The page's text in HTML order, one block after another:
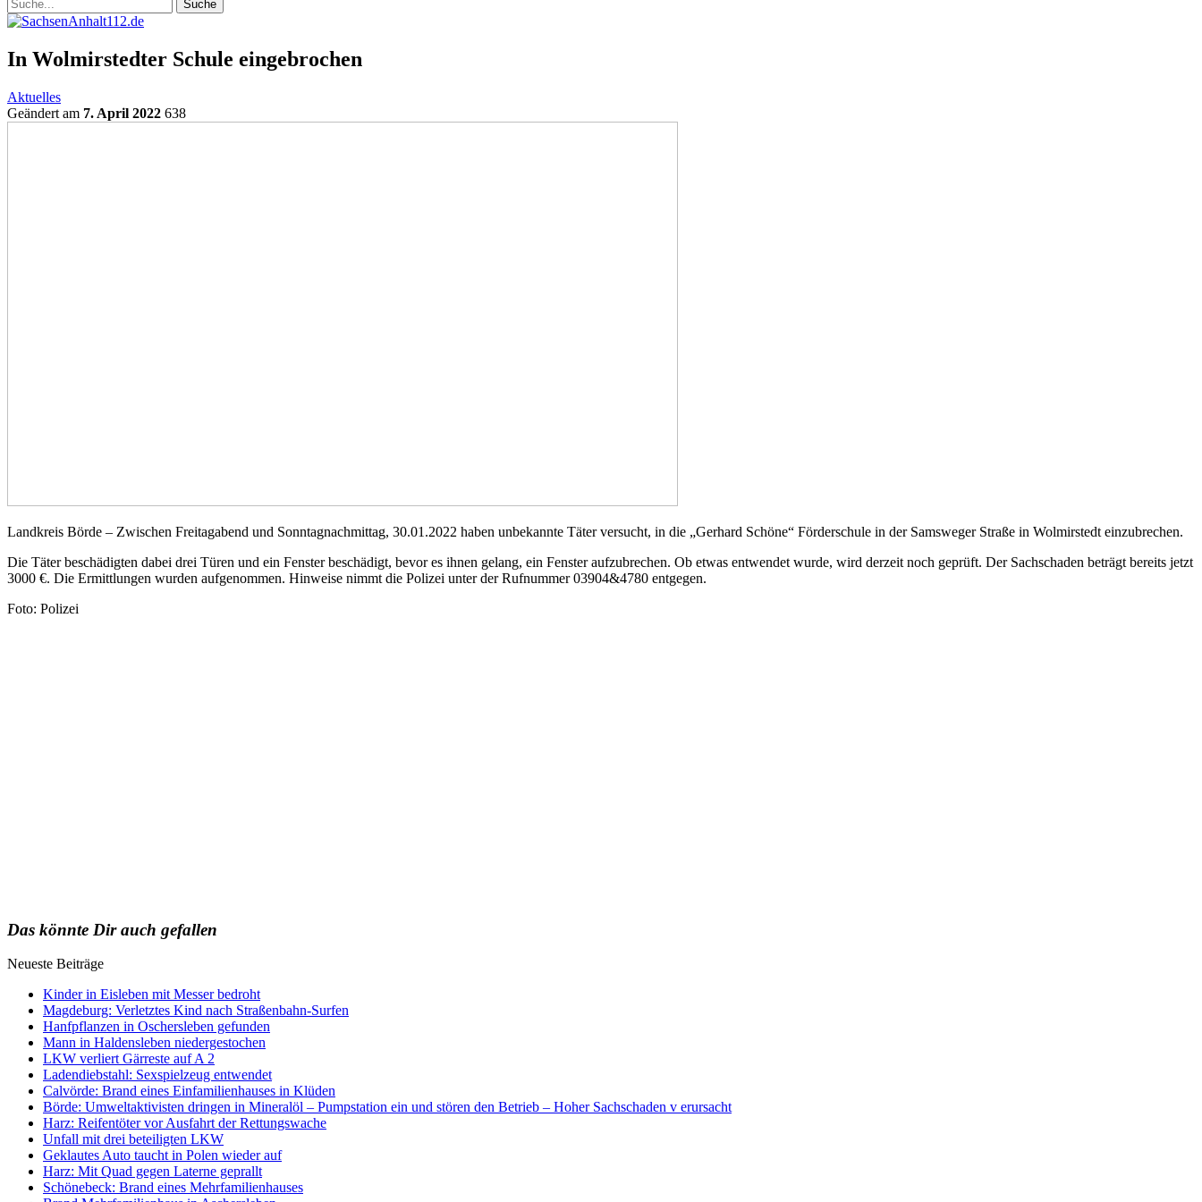
In Wolmirstedter Schule eingebrochen
Aktuelles
Geändert am 7. April 2022 638
Landkreis Börde – Zwischen Freitagabend und Sonntagnachmittag, 30.01.2022 haben unbekannte Täter versucht, in die „Gerhard Schöne“ Förderschule in der Samsweger Straße in Wolmirstedt einzubrechen.
Die Täter beschädigten dabei drei Türen und ein Fenster beschädigt, bevor es ihnen gelang, ein Fenster aufzubrechen. Ob etwas entwendet wurde, wird derzeit noch geprüft. Der Sachschaden beträgt bereits jetzt
3000 €. Die Ermittlungen wurden aufgenommen. Hinweise nimmt die Polizei unter der Rufnummer 03904&4780 entgegen.
Foto: Polizei
Das könnte Dir auch gefallen
Neueste Beiträge
Kinder in Eisleben mit Messer bedroht
Magdeburg: Verletztes Kind nach Straßenbahn-Surfen
Hanfpflanzen in Oschersleben gefunden
Mann in Haldensleben niedergestochen
LKW verliert Gärreste auf A 2
Ladendiebstahl: Sexspielzeug entwendet
Calvörde: Brand eines Einfamilienhauses in Klüden
Börde: Umweltaktivisten dringen in Mineralöl – Pumpstation ein und stören den Betrieb – Hoher Sachschaden v erursacht
Harz: Reifentöter vor Ausfahrt der Rettungswache
Unfall mit drei beteiligten LKW
Geklautes Auto taucht in Polen wieder auf
Harz: Mit Quad gegen Laterne geprallt
Schönebeck: Brand eines Mehrfamilienhauses